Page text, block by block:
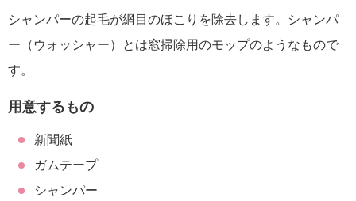
シャンパーの起毛が網目のほこりを除去します。シャンパ
ー（ウォッシャー）とは窓掃除用のモップのようなもので
す。
用意するもの
新聞紙
ガムテープ
シャンパー